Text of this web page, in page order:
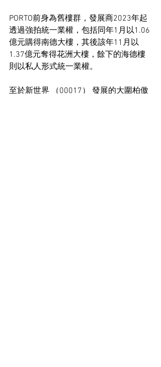
PORTO前身為舊樓群，發展商2023年起
透過強拍統一業權，包括同年1月以1.06
億元購得南德大樓，其後該年11月以
1.37億元奪得花洲大樓，餘下的海德樓
則以私人形式統一業權。
至於新世界 （00017） 發展的大圍柏傲